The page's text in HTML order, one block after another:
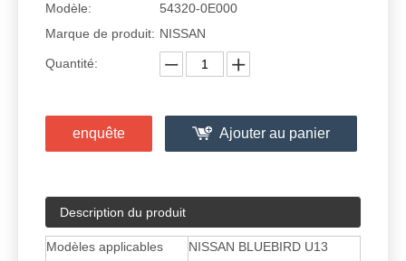
Modèle:
54320-0E000
Marque de produit: NISSAN
Quantité:
enquête Ajouter au panier
Description du produit
Modèles applicables
NISSAN BLUEBIRD U13